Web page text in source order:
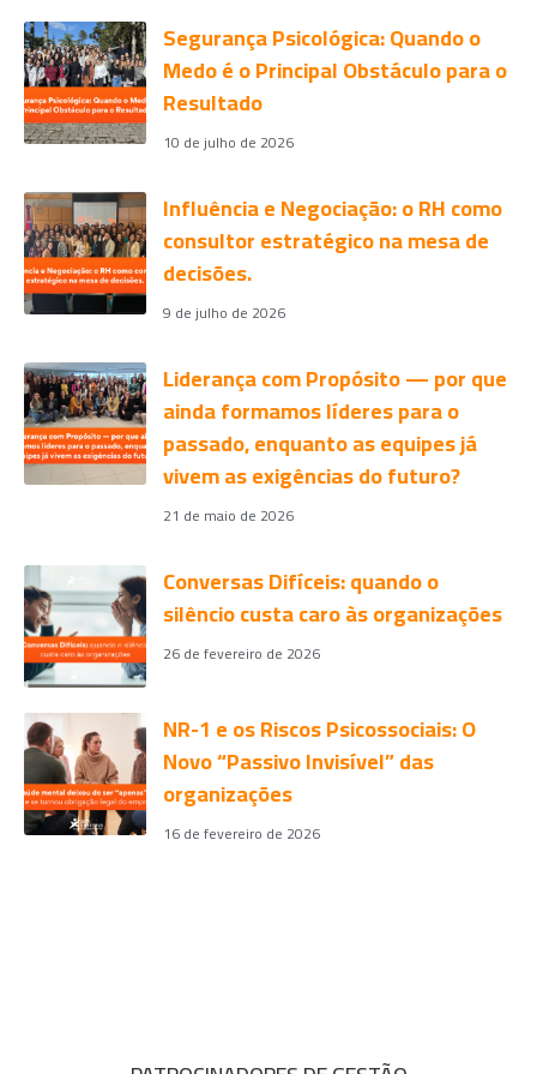
Segurança Psicológica: Quando o
Medo é o Principal Obstáculo para o
Resultado
10 de julho de 2026
Influência e Negociação: o RH como
consultor estratégico na mesa de
decisões.
9 de julho de 2026
Liderança com Propósito — por que
ainda formamos líderes para o
passado, enquanto as equipes já
vivem as exigências do futuro?
21 de maio de 2026
Conversas Difíceis: quando o
silêncio custa caro às organizações
26 de fevereiro de 2026
NR-1 e os Riscos Psicossociais: O
Novo “Passivo Invisível” das
organizações
16 de fevereiro de 2026